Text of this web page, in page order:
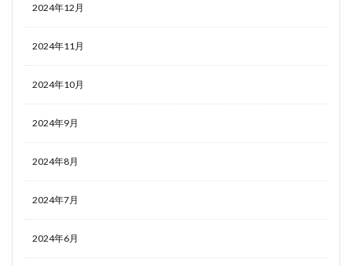
2024年12月
2024年11月
2024年10月
2024年9月
2024年8月
2024年7月
2024年6月